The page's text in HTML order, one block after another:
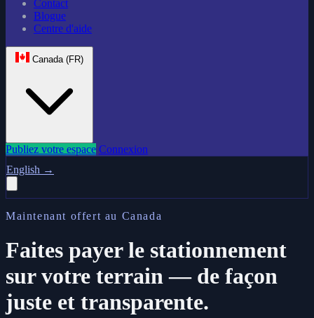
Contact
Blogue
Centre d'aide
Canada (FR)
Publiez votre espace Connexion
English →
Maintenant offert au Canada
Faites payer le stationnement
sur votre terrain — de façon
juste et transparente.